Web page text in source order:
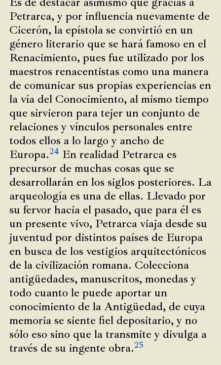
Petrarca, y por influencia nuevamente de
Cicerón, la epístola se convirtió en un
género literario que se hará famoso en el
Renacimiento, pues fue utilizado por los
maestros renacentistas como una manera
de comunicar sus propias experiencias en
la vía del Conocimiento, al mismo tiempo
que sirvieron para tejer un conjunto de
relaciones y vínculos personales entre
todos ellos a lo largo y ancho de
Europa.24 En realidad Petrarca es
precursor de muchas cosas que se
desarrollarán en los siglos posteriores. La
arqueología es una de ellas. Llevado por
su fervor hacia el pasado, que para él es
un presente vivo, Petrarca viaja desde su
juventud por distintos países de Europa
en busca de los vestigios arquitectónicos
de la civilización romana. Colecciona
antigüedades, manuscritos, monedas y
todo cuanto le puede aportar un
conocimiento de la Antigüedad, de cuya
memoria se siente fiel depositario, y no
sólo eso sino que la transmite y divulga a
través de su ingente obra.25